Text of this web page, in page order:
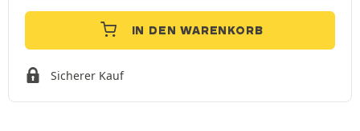
IN DEN WARENKORB
Sicherer Kauf